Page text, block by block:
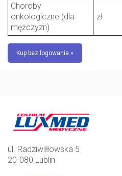
Choroby
onkologiczne (dla
mężczyzn)
zł
Kup bez logowania »
ul. Radziwiłłowska 5
20-080 Lublin